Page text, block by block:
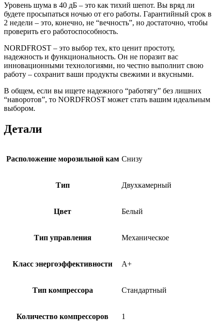
Уровень шума в 40 дБ – это как тихий шепот. Вы вряд ли
будете просыпаться ночью от его работы. Гарантийный срок в
2 недели – это, конечно, не “вечность”, но достаточно, чтобы
проверить его работоспособность.
NORDFROST – это выбор тех, кто ценит простоту,
надежность и функциональность. Он не поразит вас
инновационными технологиями, но честно выполнит свою
работу – сохранит ваши продукты свежими и вкусными.
В общем, если вы ищете надежного “работягу” без лишних
“наворотов”, то NORDFROST может стать вашим идеальным
выбором.
Детали
Расположение морозильной кам Снизу
Тип Двухкамерный
Цвет Белый
Тип управления Механическое
Класс энергоэффективности A+
Тип компрессора Стандартный
Количество компрессоров 1